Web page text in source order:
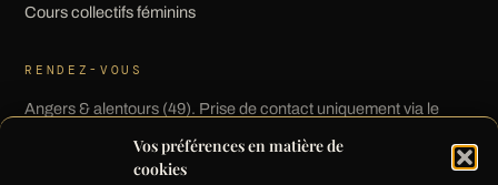
Vos préférences en matière de
cookies
Cours collectifs féminins
RENDEZ-VOUS
Angers & alentours (49). Prise de contact uniquement via le